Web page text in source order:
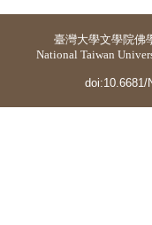
臺灣大學文學院佛
National Taiwan
doi:10.6681/